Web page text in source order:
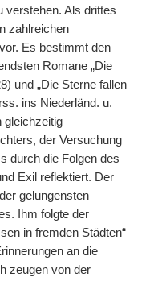
verstehen. Als drittes
zahlreichen
Es bestimmt den
Romane „Die
und „Die Sterne fallen
ins Niederländ. u.
gleichzeitig
der Versuchung
durch die Folgen des
Exil reflektiert. Der
gelungensten
Ihm folgte der
in fremden Städten“
an die
zeugen von der